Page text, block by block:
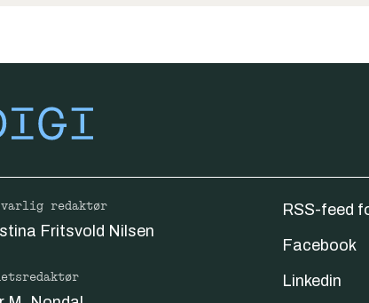
redaktør
Fritsvold Nilsen
RSS-feed
Facebook
Linkedin